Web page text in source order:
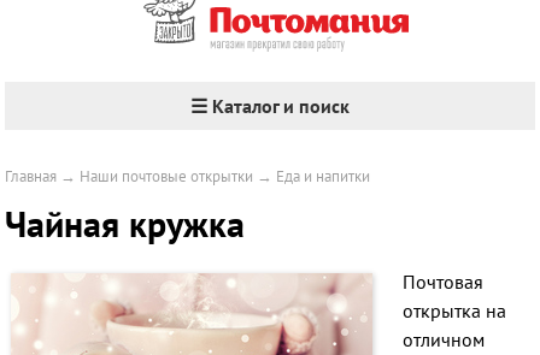
☰ Каталог и поиск
Главная → Наши почтовые открытки → Еда и напитки
Чайная кружка
Почтовая
открытка на
отличном